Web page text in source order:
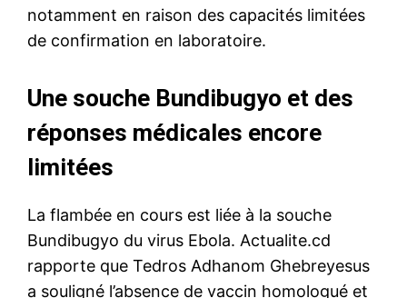
notamment en raison des capacités limitées
de confirmation en laboratoire.
Une souche Bundibugyo et des
réponses médicales encore
limitées
La flambée en cours est liée à la souche
Bundibugyo du virus Ebola. Actualite.cd
rapporte que Tedros Adhanom Ghebreyesus
a souligné l’absence de vaccin homologué et